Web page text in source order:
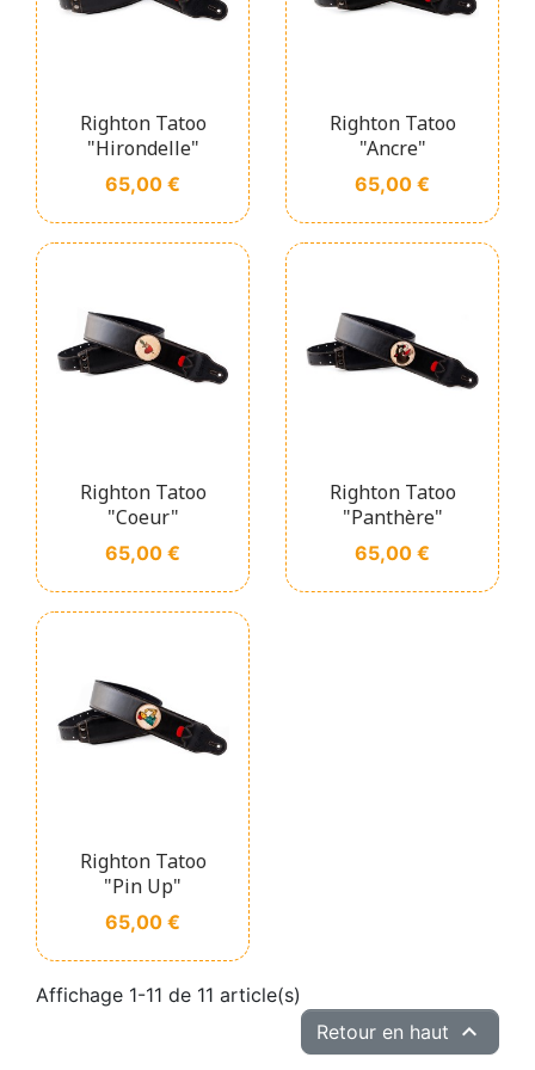
Righton Tatoo
"Hirondelle"
Prix
65,00 €
Righton Tatoo
"Ancre"
Prix
65,00 €
Righton Tatoo
"Coeur"
Prix
65,00 €
Righton Tatoo
"Panthère"
Prix
65,00 €
Righton Tatoo
"Pin Up"
Prix
65,00 €
Affichage 1-11 de 11 article(s)
Retour en haut 